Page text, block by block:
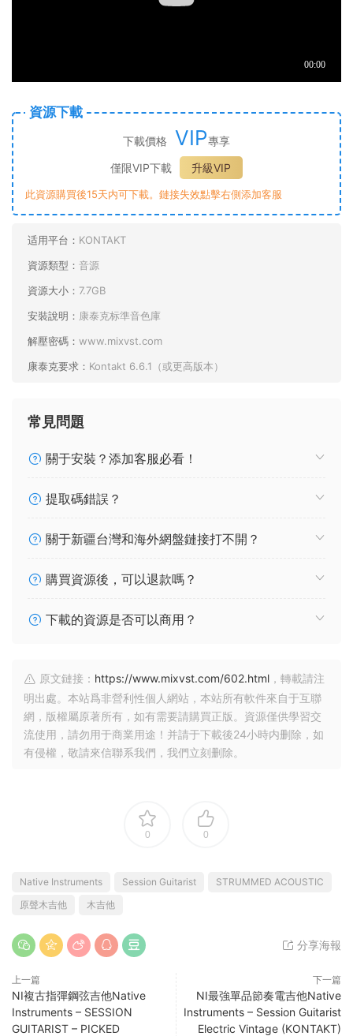
資源下載
下載價格 VIP專享
僅限VIP下載
升級VIP
此資源購買後15天内可下載。鏈接失效點擊右側添加客服
适用平台： KONTAKT
資源類型： 音源
資源大小： 7.7GB
安裝說明： 康泰克标準音色庫
解壓密碼： www.mixvst.com
康泰克要求： Kontakt 6.6.1（或更高版本）
常見問題
關于安裝？添加客服必看！
提取碼錯誤？
關于新疆台灣和海外網盤鏈接打不開？
購買資源後，可以退款嗎？
下載的資源是否可以商用？
原文鏈接： https://www.mixvst.com/602.html ，轉載請注
明出處。本站爲非營利性個人網站，本站所有軟件來自于互聯
網，版權屬原著所有，如有需要請購買正版。資源僅供學習交
流使用，請勿用于商業用途！并請于下載後24小時内删除，如
有侵權，敬請來信聯系我們，我們立刻删除。
0 0
Native Instruments Session Guitarist
STRUMMED ACOUSTIC
原聲木吉他
木吉他
分享海報
上一篇
NI複古指彈鋼弦吉他Native
Instruments – SESSION
GUITARIST – PICKED
下一篇
NI最強單品節奏電吉他Native
Instruments – Session Guitarist
Electric Vintage (KONTAKT)